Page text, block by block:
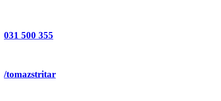
031 500 355
/tomazstritar